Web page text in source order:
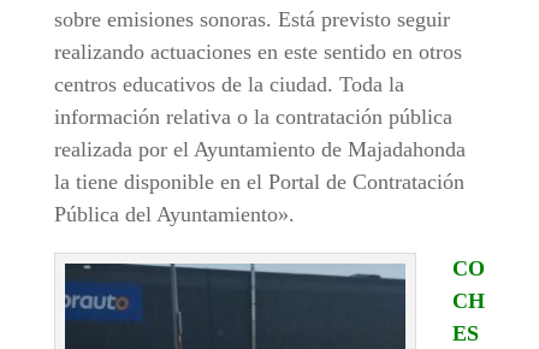
sobre emisiones sonoras. Está previsto seguir
realizando actuaciones en este sentido en otros
centros educativos de la ciudad. Toda la
información relativa o la contratación pública
realizada por el Ayuntamiento de Majadahonda
la tiene disponible en el Portal de Contratación
Pública del Ayuntamiento».
CO
CH
ES